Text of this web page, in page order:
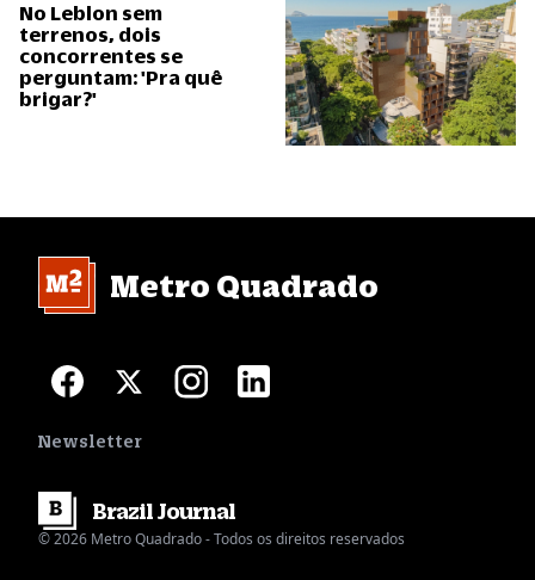
No Leblon sem
terrenos, dois
concorrentes se
perguntam: 'Pra quê
brigar?'
Metro Quadrado
Newsletter
© 2026 Metro Quadrado - Todos os direitos reservados
BrazilJournal